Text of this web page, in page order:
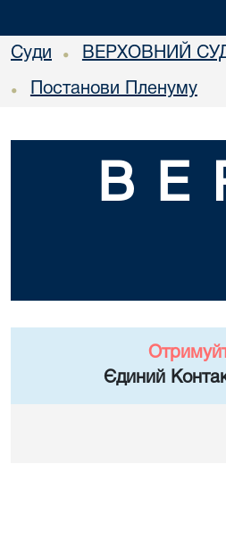
Суди • ВЕРХОВНИЙ
• Постанови Пленуму
Єдиний